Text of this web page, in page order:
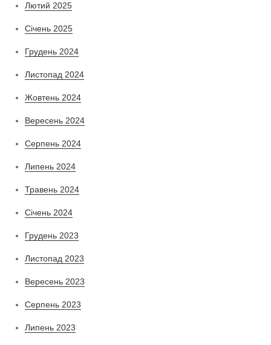
Лютий 2025
Січень 2025
Грудень 2024
Листопад 2024
Жовтень 2024
Вересень 2024
Серпень 2024
Липень 2024
Травень 2024
Січень 2024
Грудень 2023
Листопад 2023
Вересень 2023
Серпень 2023
Липень 2023